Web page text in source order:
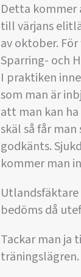
Detta
till värjans
av oktober.
Sparring- och
I praktiken
som man är
att man kan
skäl så får
godkänts.
kommer man
bedöms då
Tackar man ja
träningslägren.